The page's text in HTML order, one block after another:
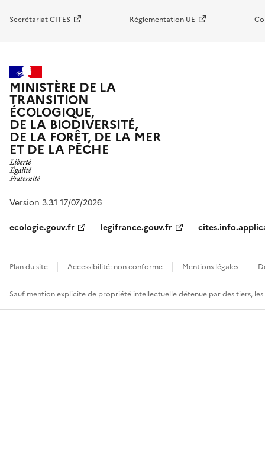
Secrétariat CITES Réglementation UE
MINISTÈRE DE LA
TRANSITION
ÉCOLOGIQUE,
DE LA BIODIVERSITÉ,
DE LA FORÊT, DE LA MER
ET DE LA PÊCHE
Version 3.3.1 17/07/2026
ecologie.gouv.fr
legifrance.gouv.fr
Plan du site Accessibilité: non conforme Mentions légales
Sauf mention explicite de propriété intellectuelle détenue par des tiers,